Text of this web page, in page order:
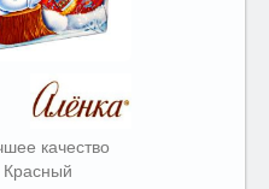
качество